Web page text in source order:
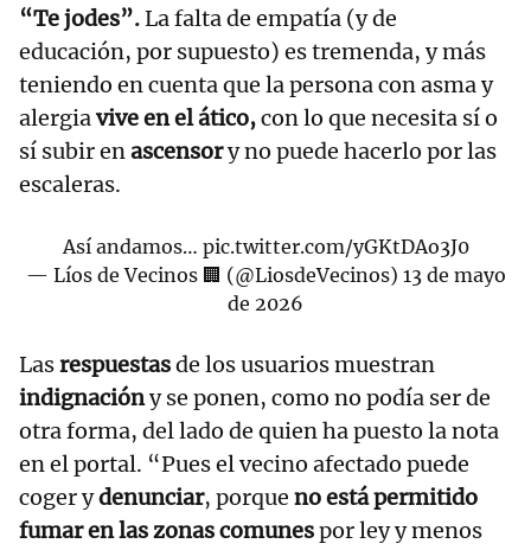
“Te jodes”.La falta de empatía (y de
educación, por supuesto) es tremenda, y más
teniendo en cuenta que la persona con asma y
alergiavive en el ático,con lo que necesita sí o
sí subir enascensory no puede hacerlo por las
escaleras.
Así andamos… pic.twitter.com/yGKtDAo3J0
— Líos de Vecinos 🏢 (@LiosdeVecinos) 13 de mayo
de 2026
Lasrespuestasde los usuarios muestran
indignacióny se ponen, como no podía ser de
otra forma, del lado de quien ha puesto la nota
en el portal. “Pues el vecino afectado puede
coger ydenunciar, porque no está permitido
fumar en las zonas comunespor ley y menos